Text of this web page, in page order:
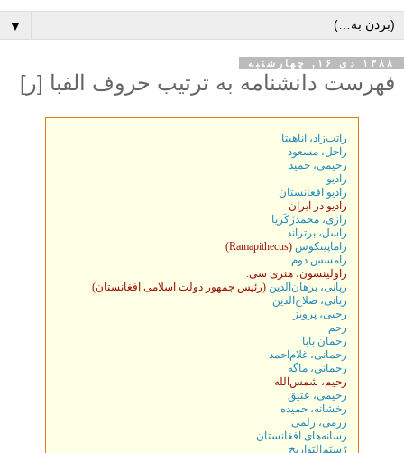
▼
۱۳۸۸ دی ۱۶, چهارشنبه
فهرست دانشنامه به ترتیب حروف الفبا [ر]
راتب‌زاد، اناهیتا
راحل، مسعود
رحیمی، حمید
راديو
راديو افغانستان
راديو در ايران
رازی، محمدزَکَریا
راسل، برتراند
راماپیتکوس (Ramapithecus)
رامسس دوم
راولينسون، هنری سی.
ربانی، برهان‌الدين (رئيس جمهور دولت اسلامی افغانستان)
ربانی، صلاح‌الدین
رجبی، پرويز
رحم
رحمان بابا
رحمانی، غلام‌احمد
رحمانی، ماگه
رحيم، شمس‌الله
رحيمی، عتيق
رخشانه، حميده
رزمی، زلمی
رسانه‌های افغانستان
رُستَم‌التَواریخ